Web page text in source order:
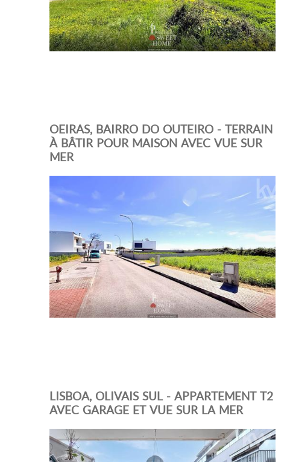
OEIRAS, BAIRRO DO OUTEIRO - TERRAIN
À BÂTIR POUR MAISON AVEC VUE SUR
MER
LISBOA, OLIVAIS SUL - APPARTEMENT T2
AVEC GARAGE ET VUE SUR LA MER